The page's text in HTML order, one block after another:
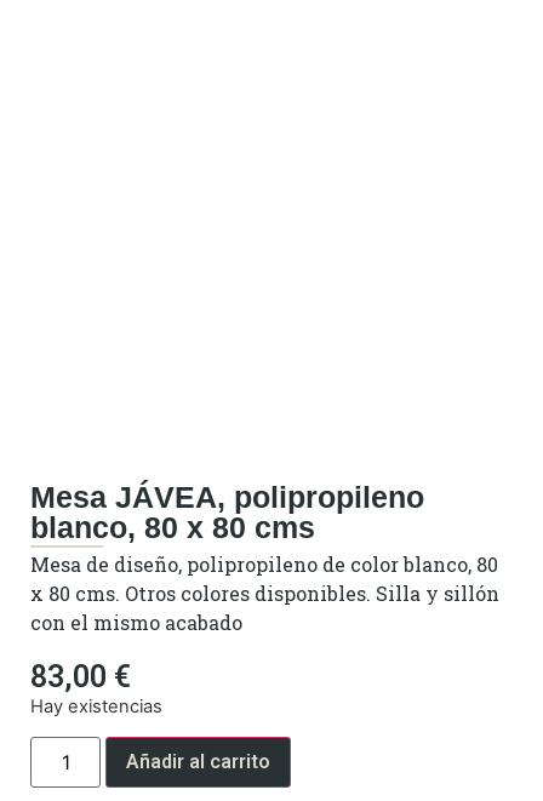
Mesa JÁVEA, polipropileno
blanco, 80 x 80 cms
Mesa de diseño, polipropileno de color blanco, 80
x 80 cms. Otros colores disponibles. Silla y sillón
con el mismo acabado
83,00 €
Hay existencias
Añadir al carrito